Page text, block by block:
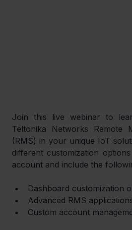
Join this live webinar to
Teltonika Networks Remote
(RMS) in your unique IoT
different customization
account and include the
Dashboard customization
Advanced RMS
Custom account